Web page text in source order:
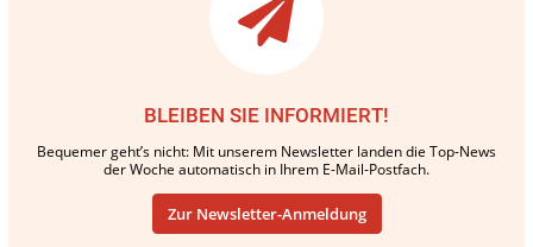
BLEIBEN SIE INFORMIERT!
Bequemer geht’s nicht: Mit unserem Newsletter landen die Top-News
der Woche automatisch in Ihrem E-Mail-Postfach.
Zur Newsletter-Anmeldung